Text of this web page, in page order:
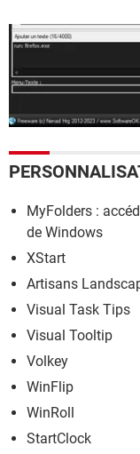
MyFolders :
de Windows
XStart
Artisans
Visual Task Tips
Visual Tooltip
Volkey
WinFlip
WinRoll
StartClock